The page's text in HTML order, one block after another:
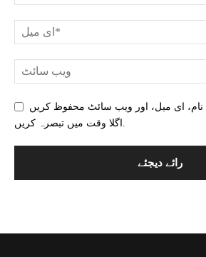
نام، ای میل، اور ویب سائٹ محفوظ کریں